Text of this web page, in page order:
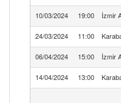
10/03/2024 19:00 İzmir
24/03/2024 11:00
06/04/2024 15:00 İzmir
14/04/2024 13:00